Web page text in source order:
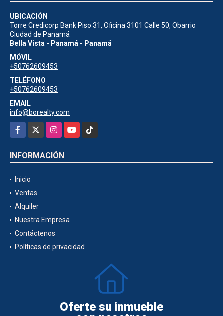
UBICACIÓN
Torre Credicorp Bank Piso 31, Oficina 3101 Calle 50, Obarrio
Ciudad de Panamá
Bella Vista - Panamá - Panamá
MÓVIL
+50762609453
TELÉFONO
+50762609453
EMAIL
info@borealty.com
Facebook
InstagramYouTubeTikTok
INFORMACIÓN
Inicio
Ventas
Alquiler
Nuestra Empresa
Contáctenos
Políticas de privacidad
Oferte su inmueble